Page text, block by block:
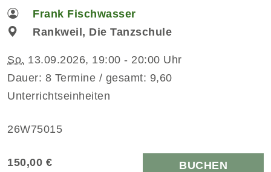
Frank Fischwasser
Rankweil, Die Tanzschule
So. 13.09.2026, 19:00 - 20:00 Uhr
Dauer: 8 Termine / gesamt: 9,60
Unterrichtseinheiten
26W75015
150,00 € BUCHEN